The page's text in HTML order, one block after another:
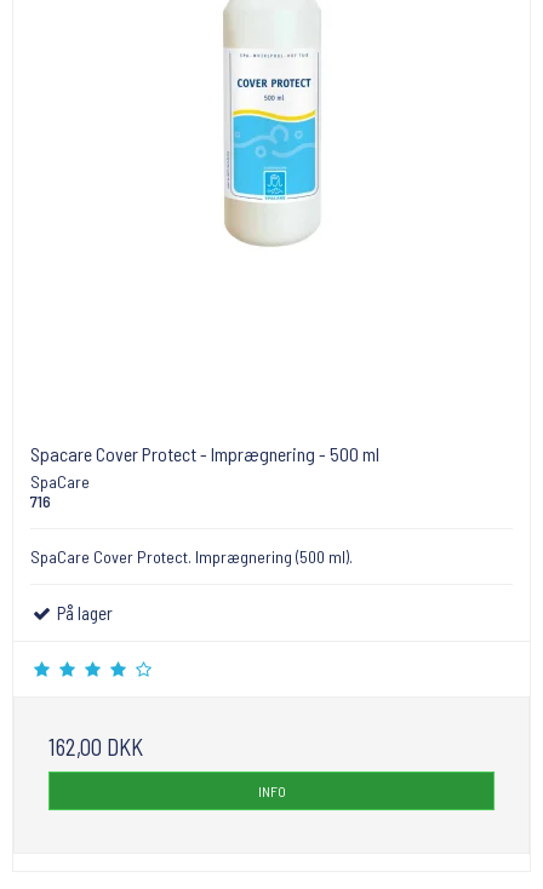
Spacare Cover Protect - Imprægnering - 500 ml
SpaCare
716
SpaCare Cover Protect. Imprægnering (500 ml).
På lager
162,00 DKK
INFO